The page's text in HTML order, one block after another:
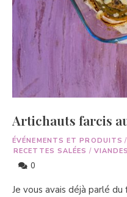
Artichauts farcis
ÉVÉNEMENTS ET PRODUITS /
RECETTES SALÉES / VIANDES
0
Je vous avais déjà parlé